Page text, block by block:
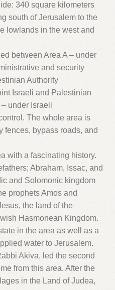
340 square kilometers
south of Jerusalem to the
lowlands in the west and
between Area A – under
and security
Authority
Israeli and Palestinian
under Israeli
The whole area is
fences, bypass roads, and
with a fascinating history.
Abraham, Issac, and
and Solomonic kingdom
prophets Amos and
the land of the
Hasmonean Kingdom.
in the area as well as a
water to Jerusalem.
Akiva, led the second
from this area. After the
in the Land of Judea,